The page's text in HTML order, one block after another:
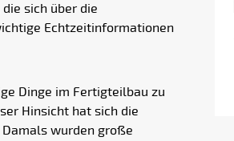
sich über die
Echtzeitinformationen
Dinge im Fertigteilbau zu
Hinsicht hat sich die
wurden große